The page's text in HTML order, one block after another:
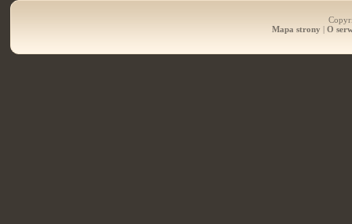
Mapa strony | O